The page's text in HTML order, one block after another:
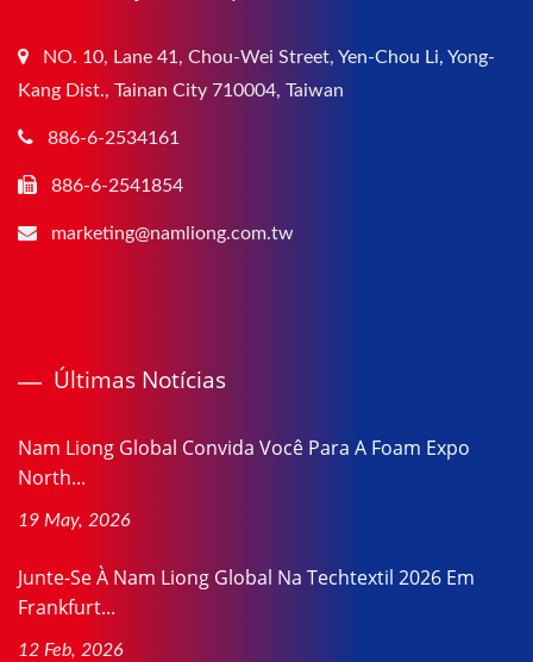
NO. 10, Lane 41, Chou-Wei Street, Yen-Chou Li, Yong-
Kang Dist., Tainan City 710004, Taiwan
886-6-2534161
886-6-2541854
marketing@namliong.com.tw
Últimas Notícias
Nam Liong Global Convida Você Para A Foam Expo
North...
19 May, 2026
Junte-Se À Nam Liong Global Na Techtextil 2026 Em
Frankfurt...
12 Feb, 2026